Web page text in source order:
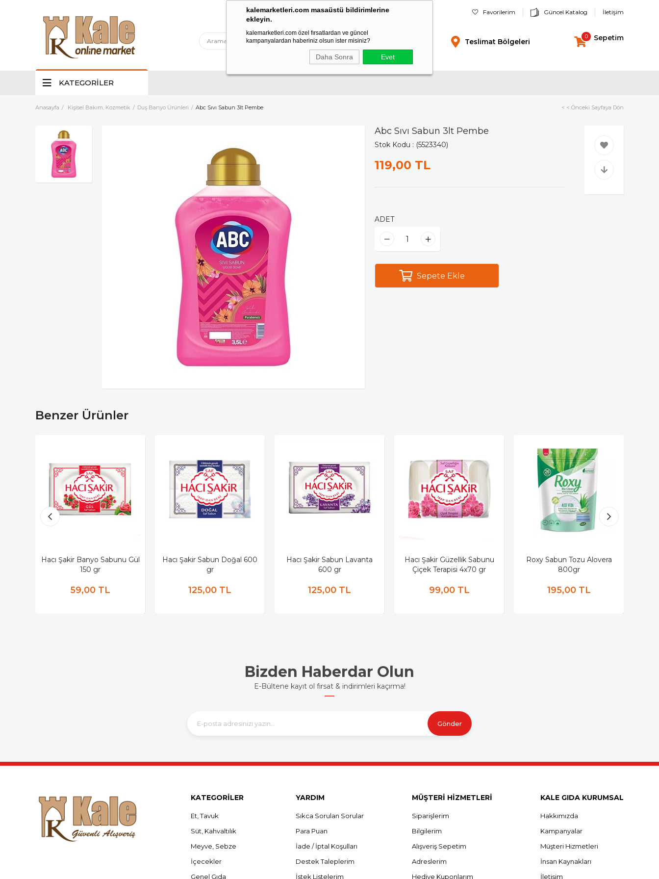
kalemarketleri.com masaüstü bildirimlerine
ekleyin.
kalemarketleri.com özel fırsatlardan ve güncel
kampanyalardan haberiniz olsun ister misiniz?
Daha Sonra Evet
Favorilerim Güncel Katalog İletişim
Sepetim
0
Teslimat Bölgeleri
KATEGORİLER
Anasayfa Kişisel Bakım, Kozmetik Duş Banyo Ürünleri Abc Sıvı Sabun 3lt Pembe < < Önceki Sayfaya Dön
Abc Sıvı Sabun 3lt Pembe
Stok Kodu (5523340)
119,00 TL
ADET
Benzer Ürünler
Hacı Şakir Banyo Sabunu Gül
150 gr
59,00 TL
Hacı Şakir Sabun Doğal 600
gr
125,00 TL
Hacı Şakir Sabun Lavanta
600 gr
125,00 TL
Hacı Şakir Güzellik Sabunu
Çiçek Terapisi 4x70 gr
99,00 TL
Roxy Sabun Tozu Alovera
800gr
195,00 TL
Bizden Haberdar Olun
E-Bültene kayıt ol fırsat & indirimleri kaçırma!
Gönder
KATEGORİLER
Et, Tavuk
Süt, Kahvaltılık
Meyve, Sebze
İçecekler
Genel Gıda
YARDIM
Sıkca Sorulan Sorular
Para Puan
İade / İptal Koşulları
Destek Taleplerim
İstek Listelerim
MÜŞTERİ HİZMETLERİ
Siparişlerim
Bilgilerim
Alışveriş Sepetim
Adreslerim
Hediye Kuponlarım
KALE GIDA KURUMSAL
Hakkımızda
Kampanyalar
Müşteri Hizmetleri
İnsan Kaynakları
İletişim